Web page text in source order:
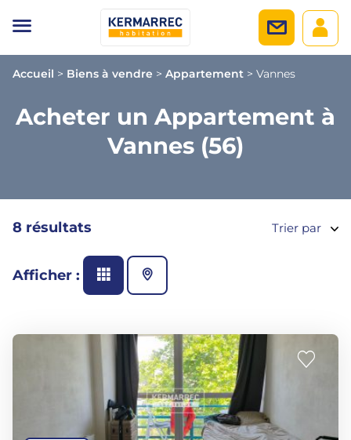
Accueil > Biens à vendre > Appartement > Vannes
Acheter un Appartement à
Vannes (56)
8 résultats Trier par
Afficher :